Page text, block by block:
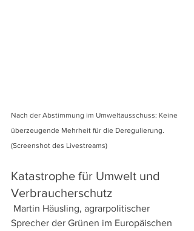
Nach der Abstimmung im Umweltausschuss: Keine
überzeugende Mehrheit für die Deregulierung.
(Screenshot des Livestreams)
Katastrophe für Umwelt und
Verbraucherschutz
Sprecher der Grünen im Europäischen